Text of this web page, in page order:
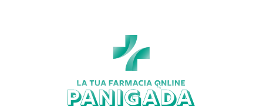
MECLON*10 OVULI VAG 100+500MG
€18,60€16,37